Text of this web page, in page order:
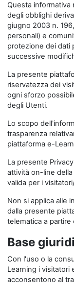
Questa informativa
degli obblighi
giugno 2003 n.
personali) e
protezione dei dati
successive
La presente
riservatezza dei
ogni sforzo
degli Utenti.
Lo scopo
trasparenza
piattaforma e-
La presente
attività on-line
valida per i
Non si applica alle
dalla presente
telematica a partire
Base
Con l'uso o la
Learning i visitatori
acconsentono al